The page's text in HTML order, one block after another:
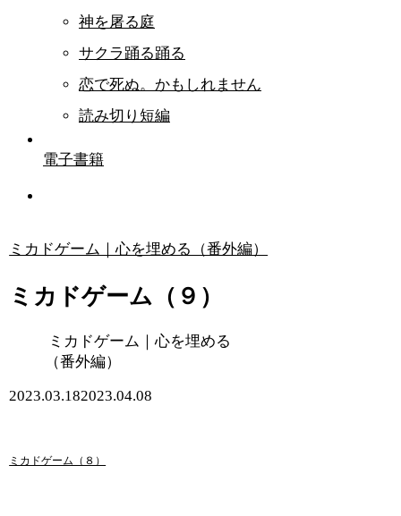
神を屠る庭
サクラ踊る踊る
恋で死ぬ。かもしれません
読み切り短編
電子書籍
ミカドゲーム｜心を埋める（番外編）
ミカドゲーム（９）
ミカドゲーム｜心を埋める
（番外編）
2023.03.182023.04.08
ミカドゲーム（８）